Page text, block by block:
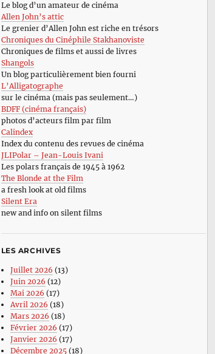
Le blog d’un amateur de cinéma
Allen John’s attic
Le grenier d’Allen John est riche en trésors
Chroniques du Cinéphile Stakhanoviste
Chroniques de films et aussi de livres
Shangols
Un blog particulièrement bien fourni
L’Alligatographe
sur le cinéma (mais pas seulement…)
BDFF (cinéma français)
photos d’acteurs film par film
Calindex
Index du contenu des revues de cinéma
JLIPolar – Jean-Louis Ivani
Les polars français de 1945 à 1962
The Blonde at the Film
a fresh look at old films
Silent Era
new and info on silent films
LES ARCHIVES
Juillet 2026 (13)
Juin 2026 (12)
Mai 2026 (17)
Avril 2026 (18)
Mars 2026 (18)
Février 2026 (17)
Janvier 2026 (17)
Décembre 2025(18)